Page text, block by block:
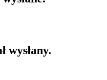
wysłany.